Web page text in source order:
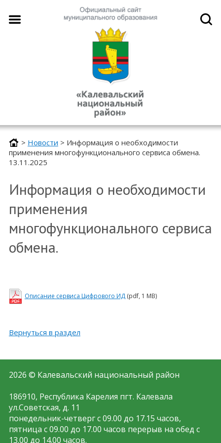
> Новости > Информация о необходимости
применения многофункционального сервиса обмена.
13.11.2025
Информация о необходимости
применения
многофункционального сервиса
обмена.
Описание сервиса Цифрового ИД (pdf, 1 MB)
Вернуться в раздел
2026 © Калевальский национальный район
186910, Республика Карелия пгт. Калевала
ул.Советская, д. 11
понедельник-четверг с 09.00 до 17.15 часов,
пятница с 09.00 до 17.00 часов перерыв на обед с
13.00 до 14.00 часов.